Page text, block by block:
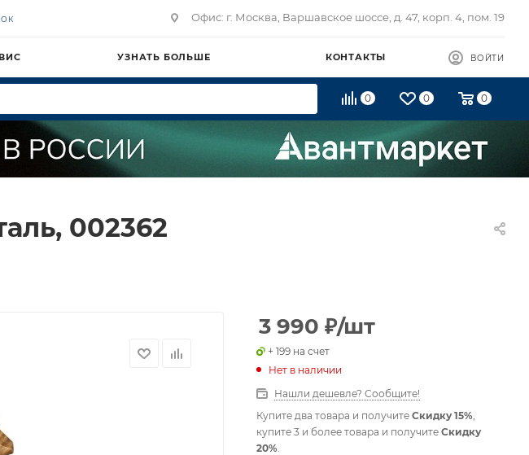
Офис: г. Москва, Варшавское шоссе, д. 47, корп. 4, пом. 19
УЗНАТЬ БОЛЬШЕ КОНТАКТЫ ВОЙТИ
0 0 0
002362
3 990 ₽/шт
+ 199 на счет
Нет в наличии
Нашли дешевле? Сообщите!
Купите два товара и получите Скидку 15%
купите 3 и более товара и получите Скидку
20%